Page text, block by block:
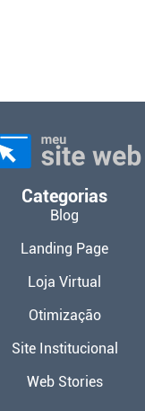
Categorias
Blog
Landing Page
Loja Virtual
Otimização
Site Institucional
Web Stories